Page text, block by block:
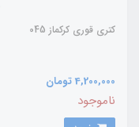
کتری قوری کرکماز 045
4,200,000 تومان
ناموجود